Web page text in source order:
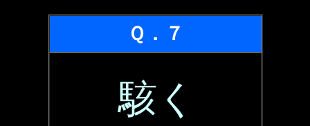
Ｑ．７
駭く